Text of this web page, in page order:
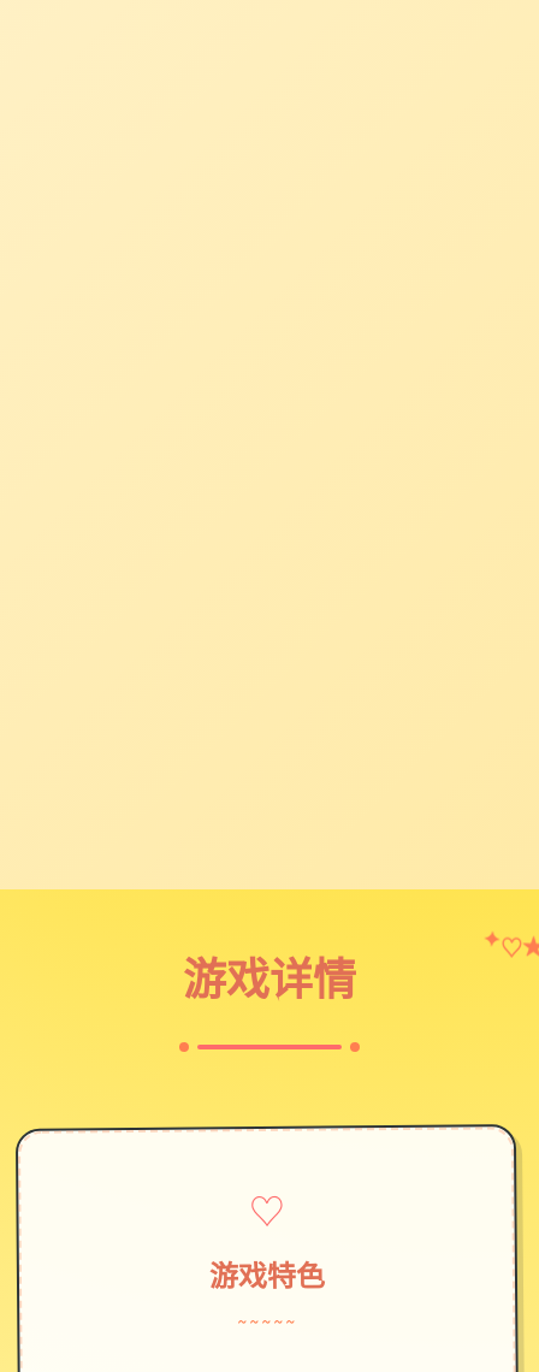
游戏详情
✦♡
♡
游戏特色
~~~~~